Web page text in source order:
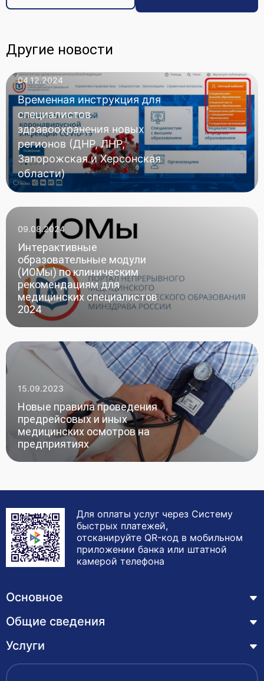
Другие новости
04.12.2024
Временная инструкция для
специалистов
здравоохранения новых
регионов (ДНР, ЛНР,
Запорожская и Херсонская
области)
09.08.2024
Интерактивные
образовательные модули
(ИОМы) по клиническим
рекомендациям для
медицинских специалистов
2024
15.09.2023
Новые правила проведения
предрейсовых и иных
медицинских осмотров на
предприятиях
Для оплаты услуг через Систему
быстрых платежей,
отсканируйте QR-код в мобильном
приложении банка или штатной
камерой телефона
Основное
Курсы
Лицензия
Обучающимся
Общие сведения
Основные сведения
Структура и органы управления образовательной
организацией
Услуги
Профессиональная переподготовка